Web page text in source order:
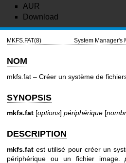
AUR
Download
MKFS.FAT(8) System Manager's
NOM
mkfs.fat – Créer un système de
SYNOPSIS
mkfs.fat [options] périphérique [
DESCRIPTION
mkfs.fat est utilisé pour créer un
périphérique ou un fichier image.